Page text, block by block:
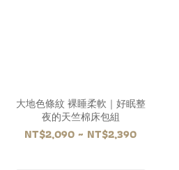
大地色條紋 裸睡柔軟｜好眠整
夜的天竺棉床包組
NT$2,090 ~ NT$2,390